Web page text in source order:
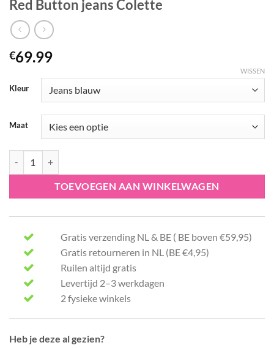
Red Button jeans Colette
€69.99
Kleur
Maat
WISSEN
TOEVOEGEN AAN WINKELWAGEN
Gratis verzending NL & BE ( BE boven €59,95)
Gratis retourneren in NL (BE €4,95)
Ruilen altijd gratis
Levertijd 2–3 werkdagen
2 fysieke winkels
Heb je deze al gezien?